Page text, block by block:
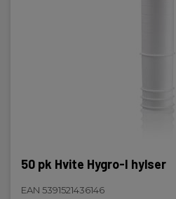
50 pk Hvite Hygro-I hylser
EAN 5391521436146